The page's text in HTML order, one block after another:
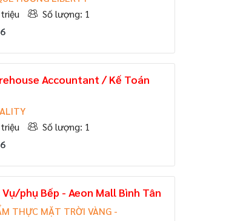
Số lượng: 1
Accountant / Kế Toán
Số lượng: 1
Vụ/phụ Bếp - Aeon Mall Bình Tân
THỰC MẶT TRỜI VÀNG -